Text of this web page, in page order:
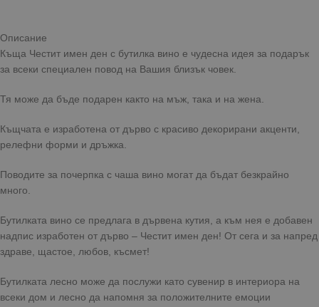
Описание
Къща Честит имен ден с бутилка вино е чудесна идея за подарък
за всеки специален повод на Вашия близък човек.
Тя може да бъде подарен както на мъж, така и на жена.
Къщчата е изработена от дърво с красиво декорирани акценти,
релефни форми и дръжка.
Поводите за почерпка с чаша вино могат да бъдат безкрайно
много.
Бутилката вино се предлага в дървена кутия, а към нея е добавен
надпис изработен от дърво – Честит имен ден! От сега и за напред
здраве, щастое, любов, късмет!
Бутилката лесно може да послужи като сувенир в интериора на
всеки дом и лесно да напомня за положителните емоции